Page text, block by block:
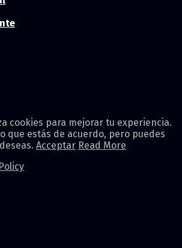
cookies para mejorar tu experiencia.
que estás de acuerdo, pero puedes
Acceptar Read More